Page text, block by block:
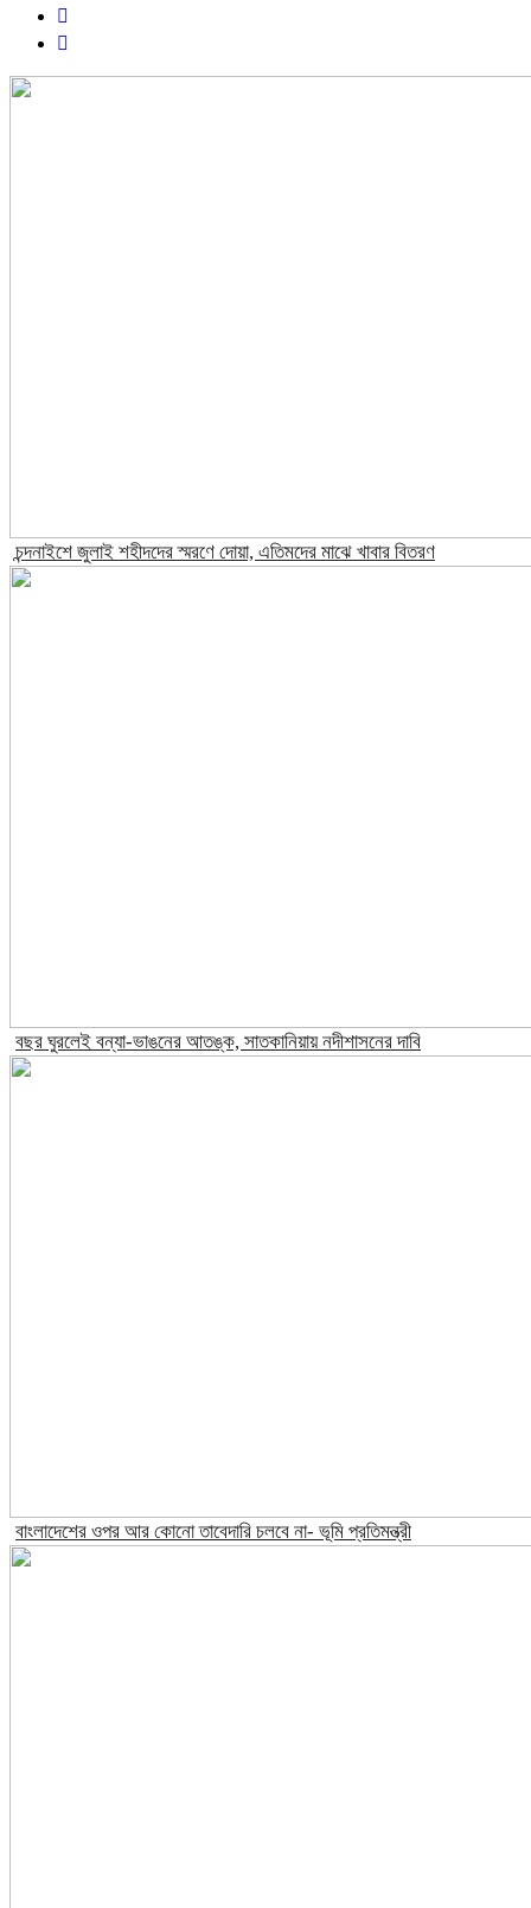
চন্দনাইশে জুলাই শহীদদের স্মরণে দোয়া, এতিমদের মাঝে খাবার বিতরণ
বছর ঘুরলেই বন্যা-ভাঙনের আতঙ্ক, সাতকানিয়ায় নদীশাসনের দাবি
বাংলাদেশের ওপর আর কোনো তাবেদারি চলবে না- ভূমি প্রতিমন্ত্রী